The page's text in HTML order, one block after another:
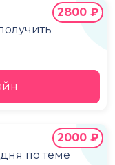
2800 ₽
по теме
2000 ₽